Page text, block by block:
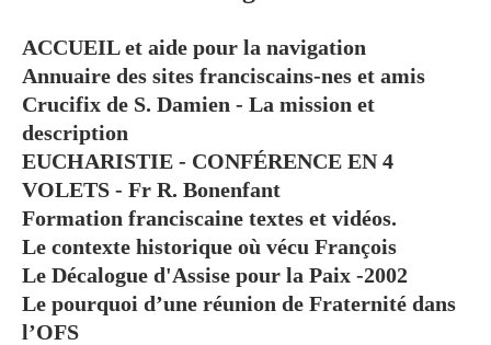
ACCUEIL et aide pour la navigation
Annuaire des sites franciscains-nes et amis
Crucifix de S. Damien - La mission et
description
EUCHARISTIE - CONFÉRENCE EN 4
VOLETS - Fr R. Bonenfant
Formation franciscaine textes et vidéos.
Le contexte historique où vécu François
Le Décalogue d'Assise pour la Paix -2002
Le pourquoi d’une réunion de Fraternité dans
l’OFS